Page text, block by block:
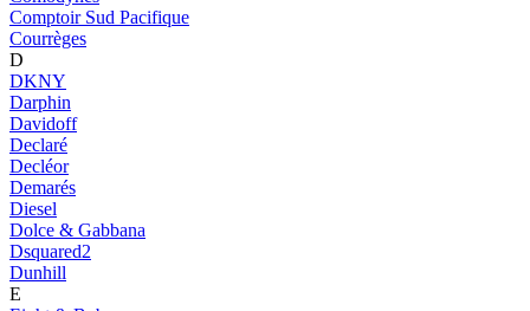
Comptoir Sud Pacifique
Courrèges
D
DKNY
Darphin
Davidoff
Declaré
Decléor
Demarés
Diesel
Dolce & Gabbana
Dsquared2
Dunhill
E